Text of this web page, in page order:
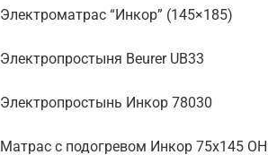
Электроматрас “Инкор” (145×185)
Электропростыня Beurer UB33
Электропростынь Инкор 78030
Матрас с подогревом Инкор 75х145